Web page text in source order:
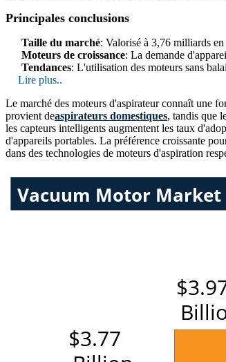
Principales conclusions
Taille du marché: Valorisé à 3,76 milliards
Moteurs de croissance: La demande
Tendances: L'utilisation des moteurs sans
Lire plus..
Le marché des moteurs d'aspirateur connaît une
provient deaspirateurs domestiques, tandis que
les capteurs intelligents augmentent les taux
d'appareils portables. La préférence croissante
dans des technologies de moteurs d'aspiration